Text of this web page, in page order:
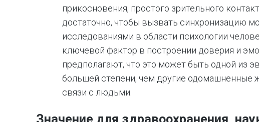
прикосновения, простого зрительного
достаточно, чтобы вызвать синхронизацию
исследованиями в области психологии
ключевой фактор в построении доверия и
предполагают, что это может быть одной из
большей степени, чем другие одомашненные
связи с людьми.